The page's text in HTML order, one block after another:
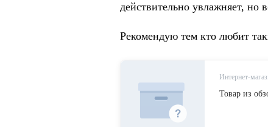
действительно увлажняет, но
Рекомендую тем кто любит
Интернет-
Товар из